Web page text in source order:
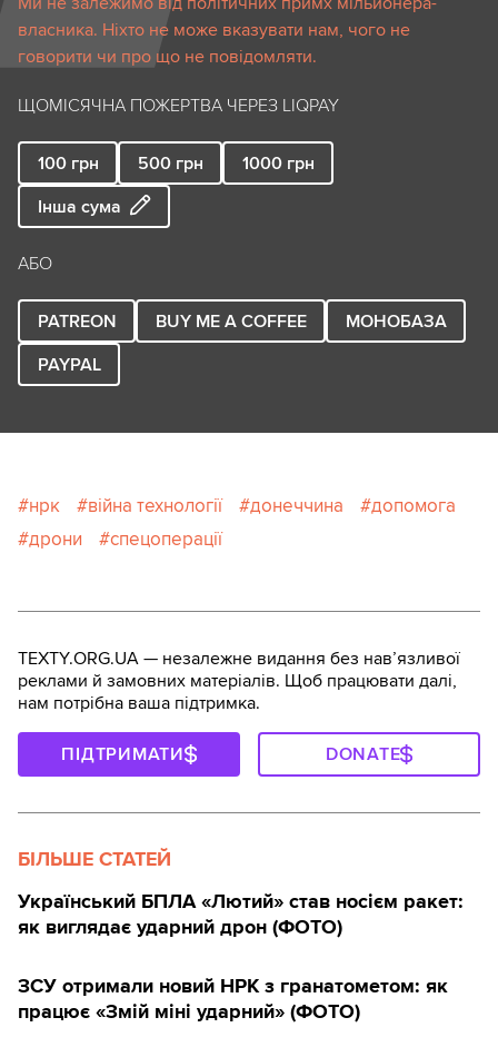
власника. Ніхто не може вказувати нам, чого не
говорити чи про що не повідомляти.
ЩОМІСЯЧНА ПОЖЕРТВА ЧЕРЕЗ LIQPAY
100 грн 500 грн 1000 грн
Інша сума
АБО
PATREON BUY ME A COFFEE
МОНОБАЗА
PAYPAL
нрк війна технології донеччина
допомога
дрони
спецоперації
TEXTY.ORG.UA — незалежне видання без навʼязливої
реклами й замовних матеріалів. Щоб працювати далі,
нам потрібна ваша підтримка.
ПІДТРИМАТИ DONATE
БІЛЬШЕ СТАТЕЙ
Український БПЛА «Лютий» став носієм ракет:
як виглядає ударний дрон (ФОТО)
ЗСУ отримали новий НРК з гранатометом: як
працює «Змій міні ударний» (ФОТО)